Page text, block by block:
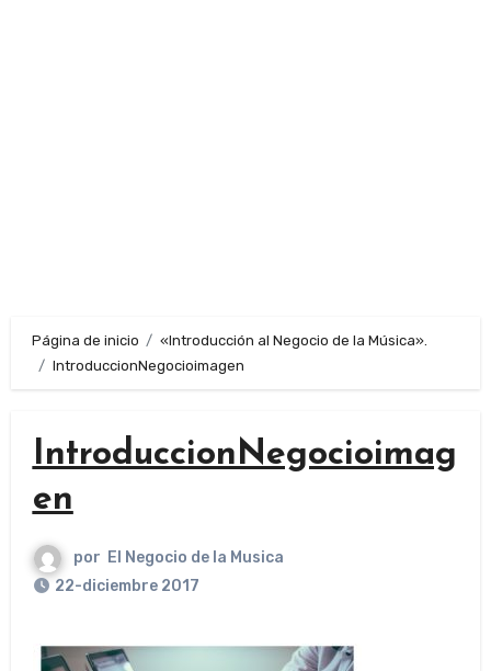
Página de inicio
«Introducción al Negocio de la Música».
IntroduccionNegocioimagen
IntroduccionNegocioimag
en
por El Negocio de la Musica
22-diciembre 2017